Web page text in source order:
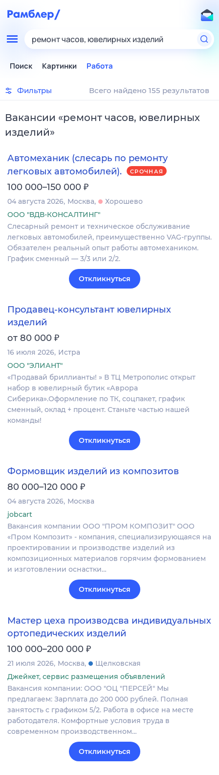
ремонт часов, ювелирных изделий
Поиск Картинки Работа
Фильтры Всего найдено 155 результатов
Вакансии «ремонт часов, ювелирных
изделий»
Автомеханик (слесарь по ремонту
легковых автомобилей).
СРОЧНАЯ
100 000–150 000 ₽
04 августа 2026 Москва
Хорошево
ООО "ВДВ-КОНСАЛТИНГ"
Слесарный ремонт и техническое обслуживание
легковых автомобилей, преимущественно VAG-группы.
Обязателен реальный опыт работы автомехаником.
График сменный — 3/3 или 2/2.
Откликнуться
Продавец-консультант ювелирных
изделий
от 80 000 ₽
16 июля 2026 Истра
ООО "ЭЛИАНТ"
«Продавай бриллианты! » В ТЦ Метрополис открыт
набор в ювелирный бутик «Аврора
Сиберика».Оформление по ТК, соцпакет, график
сменный, оклад + процент. Станьте частью нашей
команды!
Откликнуться
Формовщик изделий из композитов
80 000–120 000 ₽
04 августа 2026 Москва
jobcart
Вакансия компании ООО "ПРОМ КОМПОЗИТ" ООО
«Пром Композит» - компания, специализирующаяся на
проектировании и производстве изделий из
композиционных материалов горячим формованием
и изготовлении оснастки…
Откликнуться
Мастер цеха производсва индивидуальных
ортопедических изделий
100 000–200 000 ₽
21 июля 2026 Москва
Щелковская
Джейкет, сервис размещения объявлений
Вакансия компании: ООО "ОЦ "ПЕРСЕЙ" Мы
предлагаем: Зарплата до 200 000 рублей. Полная
занятость с графиком 5/2. Работа в офисе на месте
работодателя. Комфортные условия труда в
современном производственном…
Откликнуться